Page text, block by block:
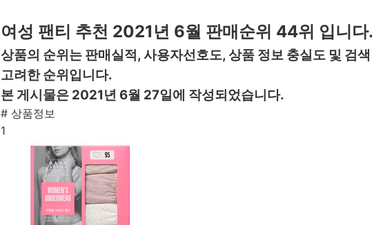
여성 팬티 추천 2021년 6월 판매순위 44위 입니다.
상품의 순위는 판매실적, 사용자선호도, 상품 정보 충실도 및 검
고려한 순위입니다.
본 게시물은 2021년 6월 27일에 작성되었습니다.
# 상품정보
1